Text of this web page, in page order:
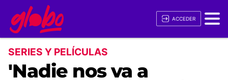
ACCEDER
SERIES Y PELÍCULAS
'Nadie nos va a